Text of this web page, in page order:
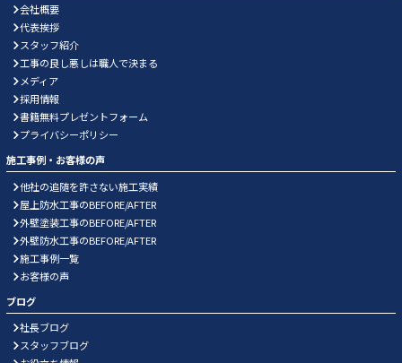
会社概要
代表挨拶
スタッフ紹介
工事の良し悪しは職人で決まる
メディア
採用情報
書籍無料プレゼントフォーム
プライバシーポリシー
施工事例・お客様の声
他社の追随を許さない施工実績
屋上防水工事のBEFORE/AFTER
外壁塗装工事のBEFORE/AFTER
外壁防水工事のBEFORE/AFTER
施工事例一覧
お客様の声
ブログ
社長ブログ
スタッフブログ